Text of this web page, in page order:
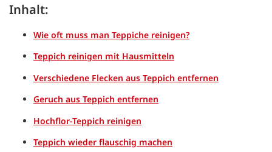
Inhalt:
Wie oft muss man Teppiche reinigen?
Teppich reinigen mit Hausmitteln
Verschiedene Flecken aus Teppich entfernen
Geruch aus Teppich entfernen
Hochflor-Teppich reinigen
Teppich wieder flauschig machen